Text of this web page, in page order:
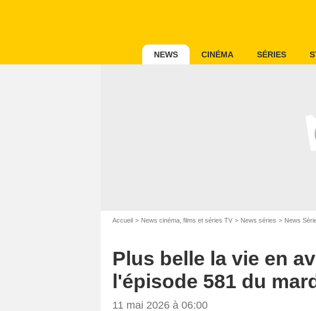
NEWS CINÉMA SÉRIES
Accueil News cinéma, films et séries TV News séries News
Plus belle la vie en
l'épisode 581 du
11 mai 2026 à 06:00